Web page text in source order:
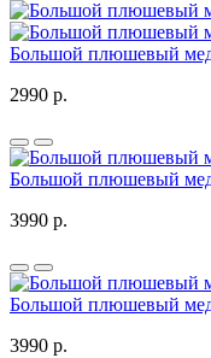
Большой плюшевый
2990 р.
Большой плюшевый
3990 р.
Большой плюшевый
3990 р.